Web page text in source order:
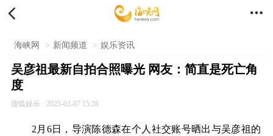
 
海峡网 > 新闻频道 > 娱乐资讯
吴彦祖最新自拍合照曝光 网友：简直是死亡角
度
搜狐娱乐 2025-02-07 15:26
2月6日，导演陈德森在个人社交账号晒出与吴彦祖的